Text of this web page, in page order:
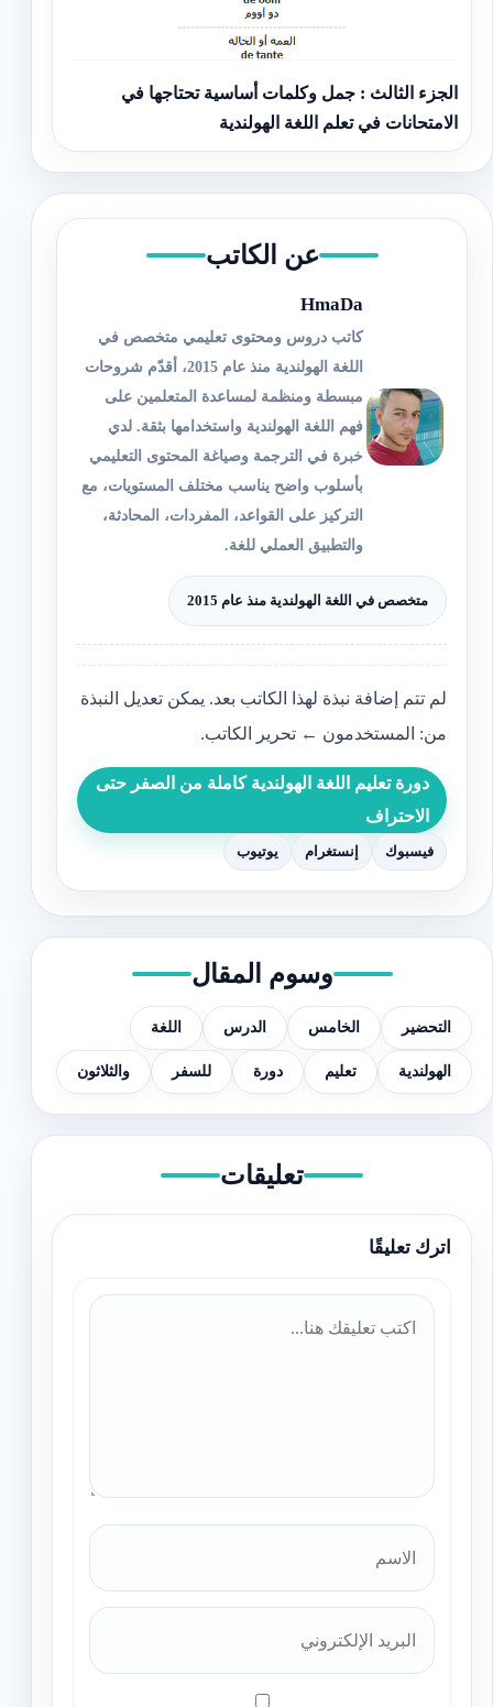
الجزء الثالث : جمل وكلمات أساسية تحتاجها في
الامتحانات في تعلم اللغة الهولندية
عن الكاتب
HmaDa
كاتب دروس ومحتوى تعليمي متخصص في
اللغة الهولندية منذ عام 2015، أقدّم شروحات
مبسطة ومنظمة لمساعدة المتعلمين على
فهم اللغة الهولندية واستخدامها بثقة. لدي
خبرة في الترجمة وصياغة المحتوى التعليمي
بأسلوب واضح يناسب مختلف المستويات، مع
التركيز على القواعد، المفردات، المحادثة،
والتطبيق العملي للغة.
متخصص في اللغة الهولندية منذ عام 2015
لم تتم إضافة نبذة لهذا الكاتب بعد. يمكن تعديل النبذة
من: المستخدمون ← تحرير الكاتب.
دورة تعليم اللغة الهولندية كاملة من الصفر حتى
الاحتراف
فيسبوك إنستغرام يوتيوب
وسوم المقال
التحضير الخامس الدرس اللغة
الهولندية تعليم دورة للسفر والثلاثون
تعليقات
اترك تعليقًا